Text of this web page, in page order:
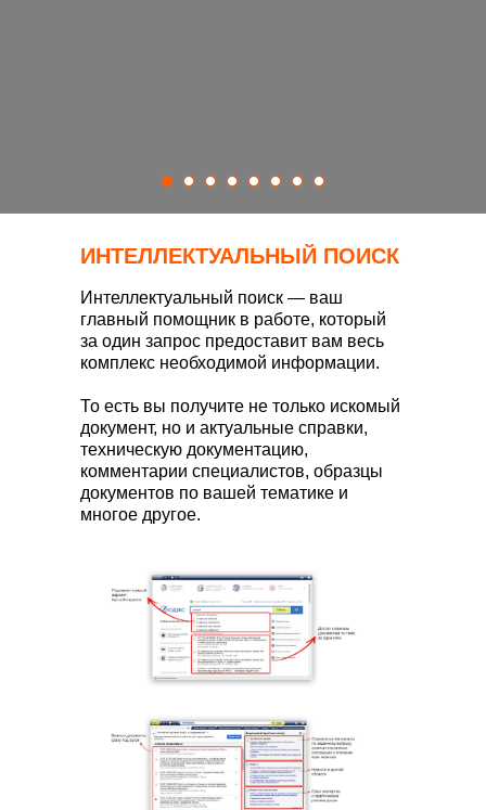
ИНТЕЛЛЕКТУАЛЬНЫЙ ПОИСК
Интеллектуальный поиск — ваш
главный помощник в работе, который
за один запрос предоставит вам весь
комплекс необходимой информации.
То есть вы получите не только искомый
документ, но и актуальные справки,
техническую документацию,
комментарии специалистов, образцы
документов по вашей тематике и
многое другое.